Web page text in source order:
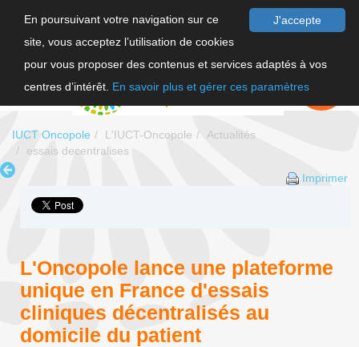
J'accepte
En poursuivant votre navigation sur ce
site, vous acceptez l’utilisation de cookies
pour vous proposer des contenus et services adaptés à vos
centres d’intérêt. En savoir plus et gérer ces paramètres
FAIRE UN
DON
IUCT Oncopole L'IUCT-Oncopole
Actualités
essais decentralises
Imprimer
L'Oncopole lance une plateforme
unique en France d'essais
cliniques décentralisés au
domicile du patient